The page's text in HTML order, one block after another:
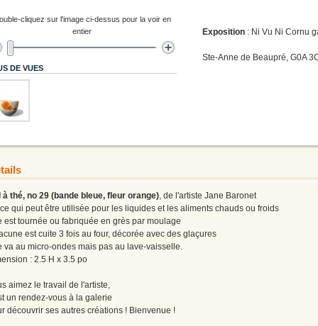
Exposition : Ni Vu Ni Cornu
Ste-Anne de Beaupré, G0A
cliquez sur l'image ci-dessus pour la voir en
entier
DE VUES
à thé, no 29 (bande bleue, fleur orange), de l'artiste Jane Baronet
qui peut être utilisée pour les liquides et les aliments chauds ou froids
est tournée ou fabriquée en grès par moulage
est cuite 3 fois au four, décorée avec des glaçures
va au micro-ondes mais pas au lave-vaisselle.
: 2.5 H x 3.5 po
aimez le travail de l'artiste,
un rendez-vous à la galerie
découvrir ses autres créations ! Bienvenue !